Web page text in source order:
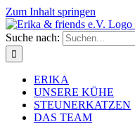
Zum Inhalt springen
Suche nach:
ERIKA
UNSERE KÜHE
STEUNERKATZEN
DAS TEAM